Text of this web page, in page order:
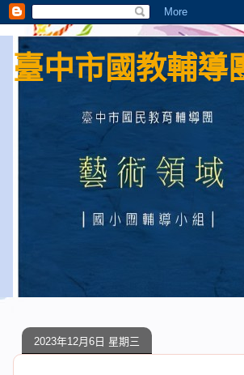
臺中市國教輔導
2023年12月6日 星期三